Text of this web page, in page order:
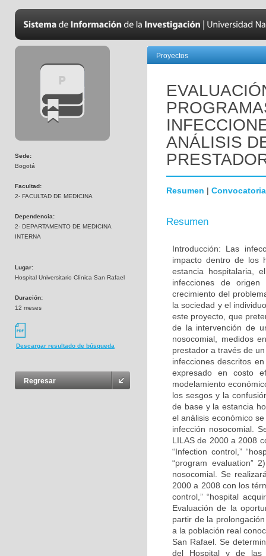
Sede:
Bogotá
Facultad:
2- FACULTAD DE MEDICINA
Dependencia:
2- DEPARTAMENTO DE MEDICINA
INTERNA
Lugar:
Hospital Universitario Clínica San Rafael
Duración:
12 meses
Descargar resultado de búsqueda
Regresar
Proyectos
ANÁLISIS
Resumen | Convocatoria
Resumen
Introducción: Las
impacto dentro de los
estancia hospitalaria,
infecciones de origen
crecimiento del
la sociedad y el
este proyecto, que
de la intervención de
nosocomial, medidos
prestador a través de
infecciones descritos
expresado en costo
modelamiento
los sesgos y la
de base y la estancia
el análisis económico
infección nosocomial.
LILAS de 2000 a 2008
“Infection control,”
“program evaluation”
nosocomial. Se
2000 a 2008 con los
control,” “hospital
Evaluación de la
partir de la
a la población real
San Rafael. Se
del Hospital y de las